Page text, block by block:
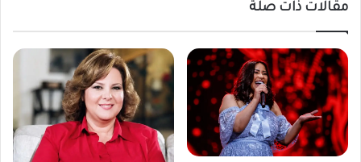
مقالات ذات صلة